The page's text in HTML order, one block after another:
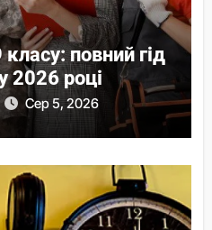
класу: повний гід
2026 році
Сер 5, 2026